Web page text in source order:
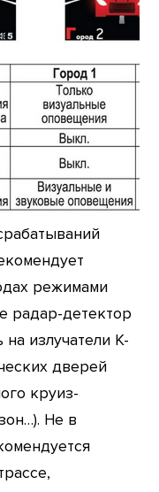
режимами
радар-детектор
излучатели K-
дверей
круиз-
Не в